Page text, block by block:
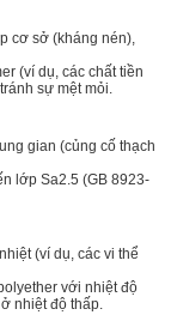
cơ sở (kháng nén),
(ví dụ, các chất tiền
sự mệt mỏi.
gian (củng cố thạch
lớp Sa2.5 (GB 8923-
(ví dụ, các vi thể
với nhiệt độ
nhiệt độ thấp.